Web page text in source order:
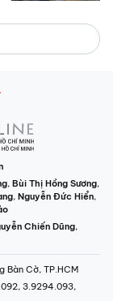
, Bùi Thị Hồng Sương,
, Nguyễn Đức Hiển,
Chiến Dũng,
Bàn Cờ, TP.HCM
3.9294.093,